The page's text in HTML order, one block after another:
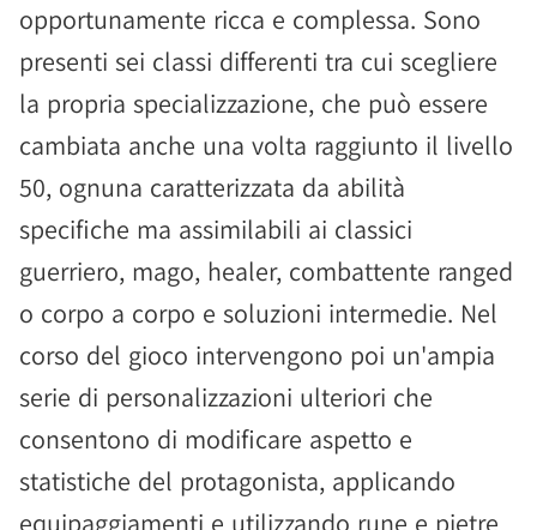
opportunamente ricca e complessa. Sono
presenti sei classi differenti tra cui scegliere
la propria specializzazione, che può essere
cambiata anche una volta raggiunto il livello
50, ognuna caratterizzata da abilità
specifiche ma assimilabili ai classici
guerriero, mago, healer, combattente ranged
o corpo a corpo e soluzioni intermedie. Nel
corso del gioco intervengono poi un'ampia
serie di personalizzazioni ulteriori che
consentono di modificare aspetto e
statistiche del protagonista, applicando
equipaggiamenti e utilizzando rune e pietre